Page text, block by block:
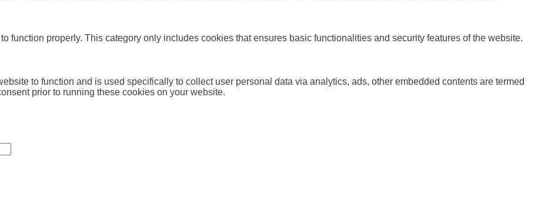
function properly. This category only includes cookies that ensures basic functionalities and security features of the website.
to function and is used specifically to collect user personal data via analytics, ads, other embedded contents are termed
prior to running these cookies on your website.